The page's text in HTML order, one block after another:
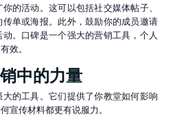
的活动。这可以包括社交媒体帖子、
单或海报。此外，鼓励你的成员邀请
。口碑是一个强大的营销工具，个人
效。
中的力量
的工具。它们提供了你教堂如何影响
宣传材料都更有说服力。